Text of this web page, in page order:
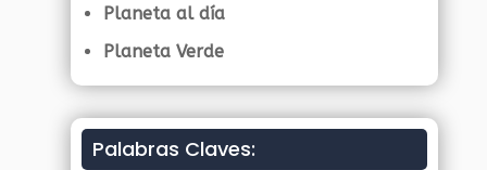
Planeta al día
Planeta Verde
Palabras Claves: